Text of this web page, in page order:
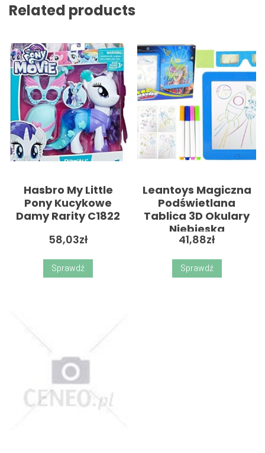
Related products
Hasbro My Little
Pony Kucykowe
Damy Rarity C1822
58,03zł
Sprawdź
Leantoys Magiczna
Podświetlana
Tablica 3D Okulary
Niebieska
41,88zł
Sprawdź